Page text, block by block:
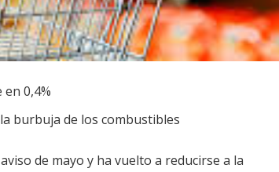
0,4%
burbuja de los combustibles
de mayo y ha vuelto a reducirse a la